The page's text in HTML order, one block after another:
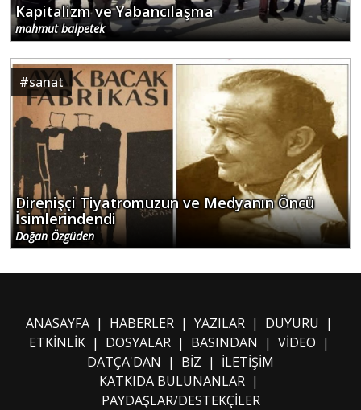
Kapitalizm ve Yabancılaşma
mahmut balpetek
#sanat
Direnişçi Tiyatromuzun ve Medyanın Öncü
İsimlerindendi
Doğan Özgüden
ANASAYFA| HABERLER| YAZILAR| DUYURU |
ETKİNLİK| DOSYALAR| BASINDAN | VİDEO |
DATÇA'DAN | BİZ | İLETİŞİM
KATKIDA BULUNANLAR |
PAYDAŞLAR/DESTEKÇİLER